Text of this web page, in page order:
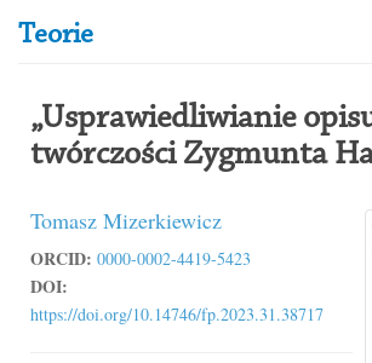
Teorie
„Usprawiedliwianie
twórczości Zygmunta
Tomasz Mizerkiewicz
ORCID: 0000-0002-4419-5423
DOI:
https://doi.org/10.14746/fp.2023.31.38717